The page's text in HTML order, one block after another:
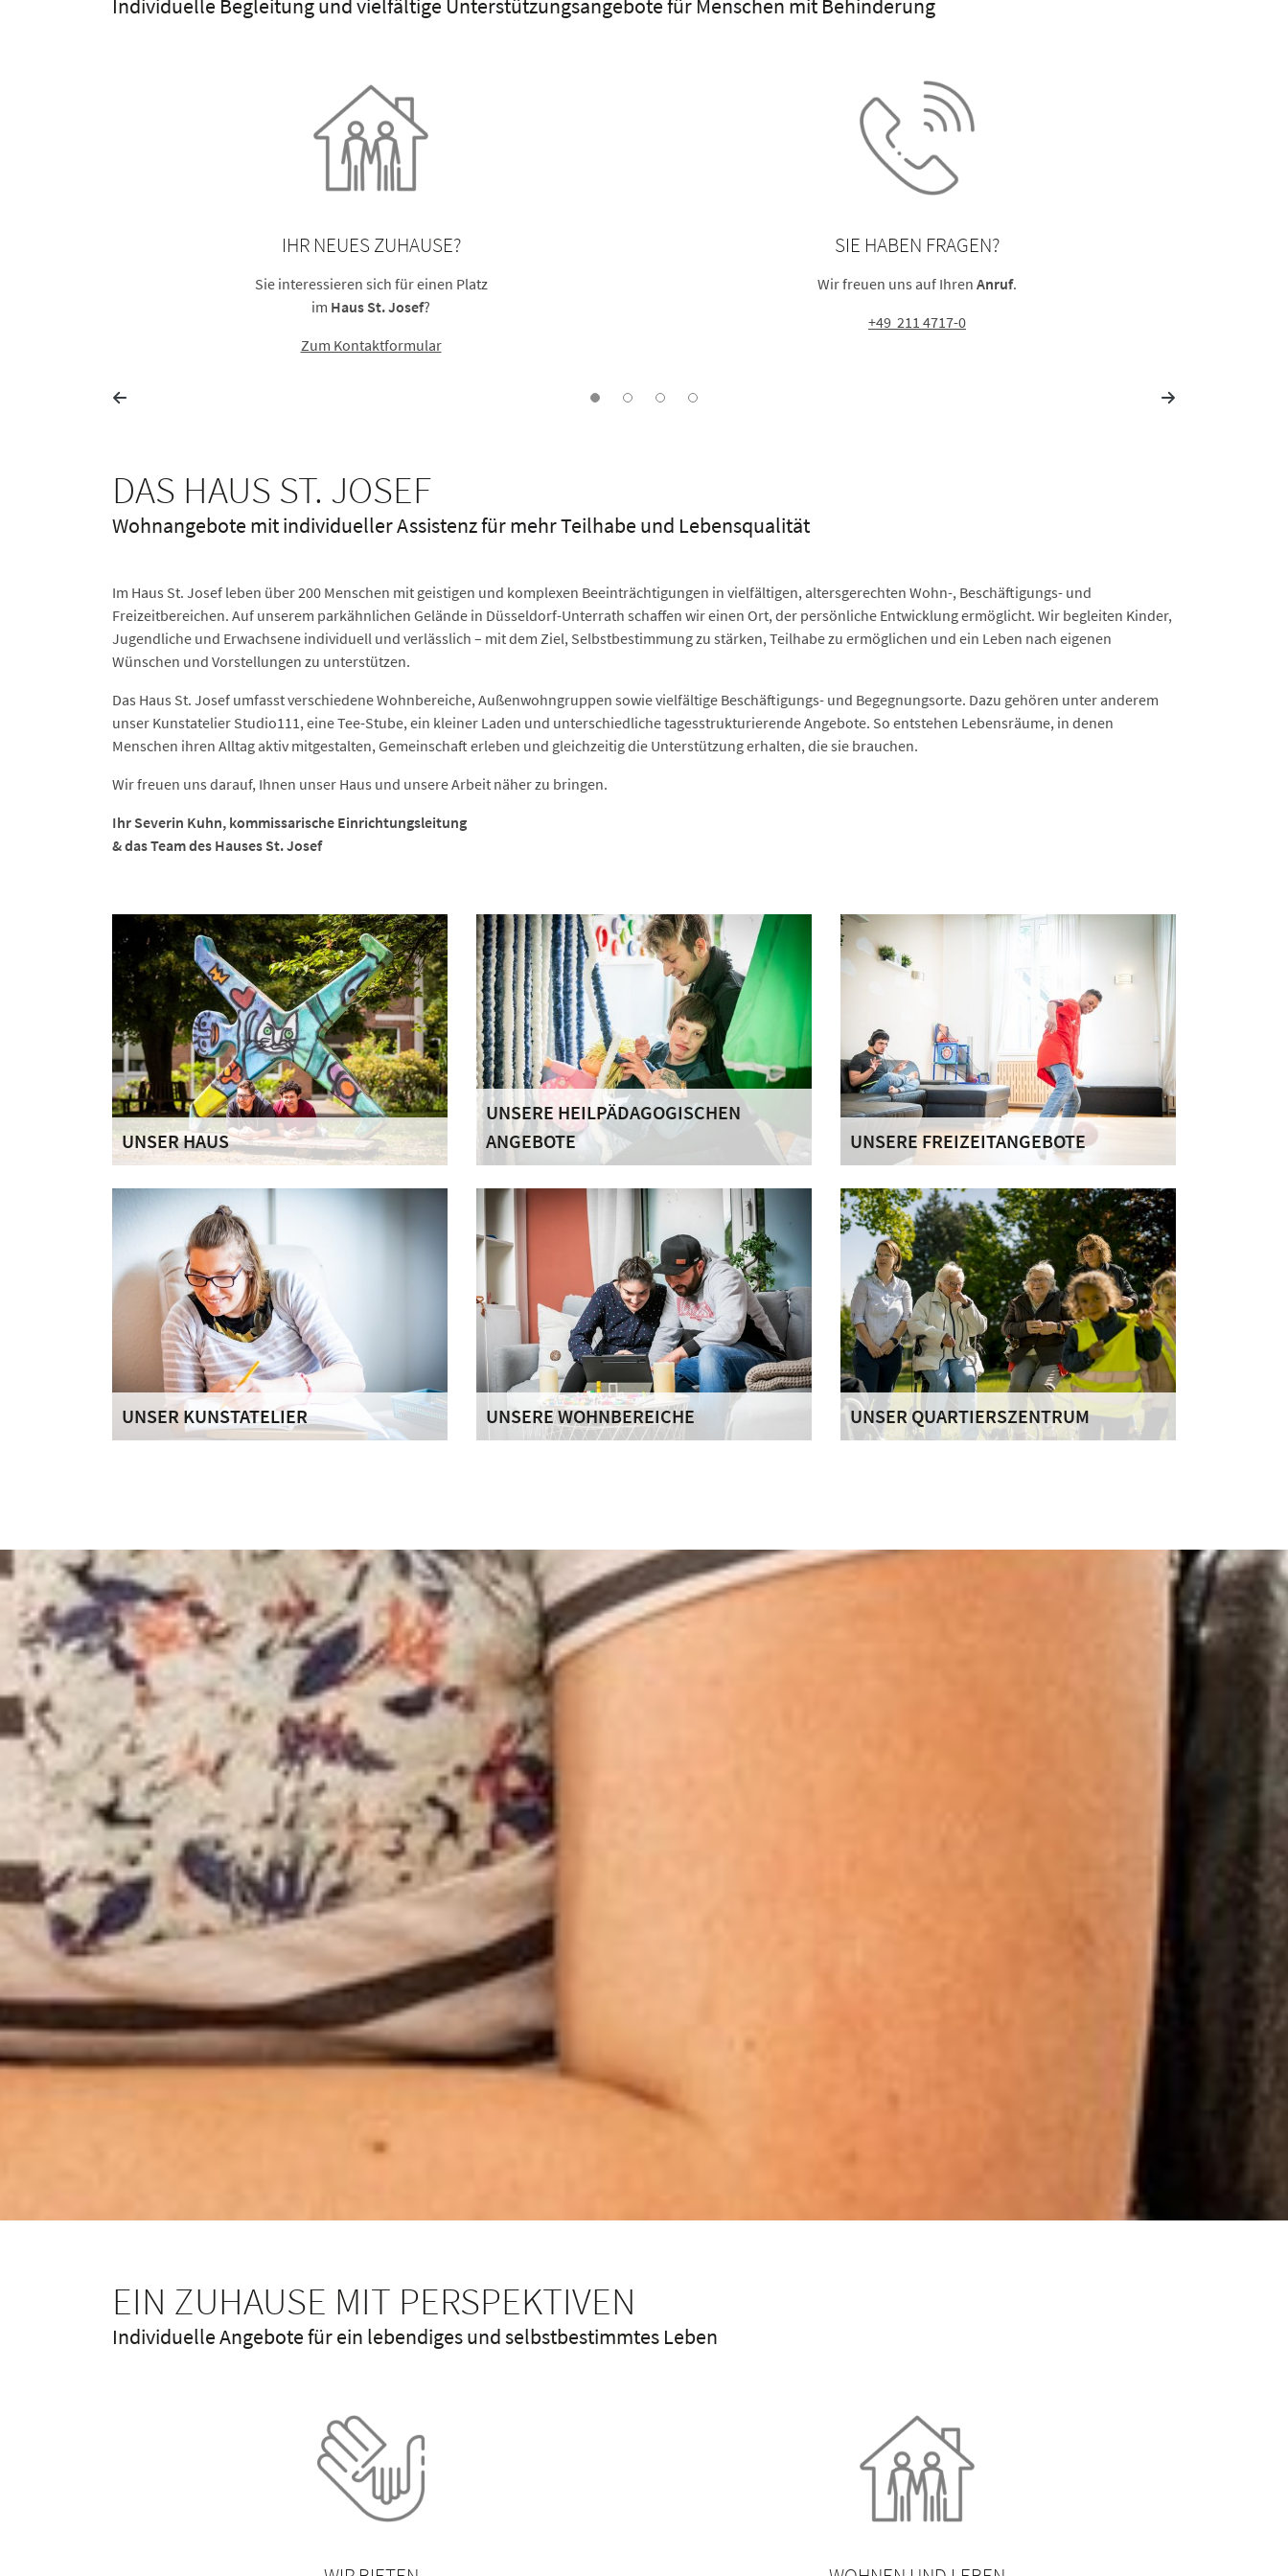
IHR NEUES ZUHAUSE?
Sie interessieren sich für einen Platz
im Haus St. Josef?
Zum Kontaktformular
SIE HABEN FRAGEN?
Wir freuen uns auf Ihren Anruf.
+49 211 4717-0
DAS HAUS ST. JOSEF
Wohnangebote mit individueller Assistenz für mehr Teilhabe und Lebensqualität
Im Haus St. Josef leben über 200 Menschen mit geistigen und komplexen Beeinträchtigungen in vielfältigen, altersgerechten Wohn-, Beschäftigungs- und
Freizeitbereichen. Auf unserem parkähnlichen Gelände in Düsseldorf-Unterrath schaffen wir einen Ort, der persönliche Entwicklung ermöglicht. Wir begleiten Kinder,
Jugendliche und Erwachsene individuell und verlässlich – mit dem Ziel, Selbstbestimmung zu stärken, Teilhabe zu ermöglichen und ein Leben nach eigenen
Wünschen und Vorstellungen zu unterstützen.
Das Haus St. Josef umfasst verschiedene Wohnbereiche, Außenwohngruppen sowie vielfältige Beschäftigungs- und Begegnungsorte. Dazu gehören unter anderem
unser Kunstatelier Studio111, eine Tee-Stube, ein kleiner Laden und unterschiedliche tagesstrukturierende Angebote. So entstehen Lebensräume, in denen
Menschen ihren Alltag aktiv mitgestalten, Gemeinschaft erleben und gleichzeitig die Unterstützung erhalten, die sie brauchen.
Wir freuen uns darauf, Ihnen unser Haus und unsere Arbeit näher zu bringen.
Ihr Severin Kuhn, kommissarische Einrichtungsleitung
& das Team des Hauses St. Josef
UNSER HAUS
Bewohnerinnen und Bewohner mit ihrer
Individualität, ihren persönlichen Wünschen und
Bedürfnissen ganz klar im Fokus unseres
Denkens und Handelns.
UNSERE HEILPÄDAGOGISCHEN
ANGEBOTE
Eigenständigkeit und Identität zu unterstützen,
sind die heilpädagogischen Schwerpunkte auf
die Förderung der lebenspraktischen
Fähigkeiten ausgerichtet.
UNSERE FREIZEITANGEBOTE
gestalten. Im Haus St. Josef können die
Bewohnerinnen und Bewohner ihre freie Zeit
sinnvoll und abwechslungsreich gestalten.
UNSER KUNSTATELIER UNSERE WOHNBEREICHE UNSER QUARTIERSZENTRUM
EIN ZUHAUSE MIT PERSPEKTIVEN
Individuelle Angebote für ein lebendiges und selbstbestimmtes Leben